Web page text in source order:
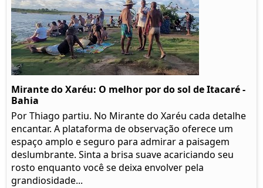
Mirante do Xaréu: O melhor por do sol de Itacaré -
Bahia
Por Thiago partiu. No Mirante do Xaréu cada detalhe
encantar. A plataforma de observação oferece um
espaço amplo e seguro para admirar a paisagem
deslumbrante. Sinta a brisa suave acariciando seu
rosto enquanto você se deixa envolver pela
grandiosidade...